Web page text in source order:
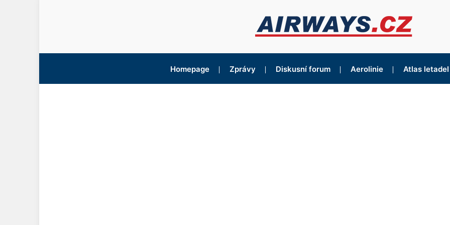
Homepage Zprávy Diskusní forum Aerolinie Atlas letadel